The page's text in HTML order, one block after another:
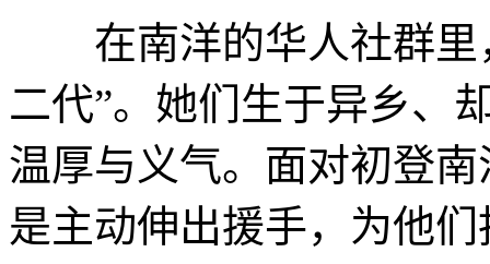
在南洋的华人社群里
二代”。她们生于异乡、
温厚与义气。面对初登
是主动伸出援手，为他